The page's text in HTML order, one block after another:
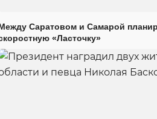
Саратовом и Самарой
«Ласточку»